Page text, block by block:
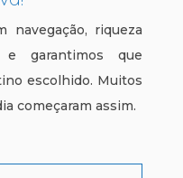
navegação, riqueza
garantimos que
escolhido. Muitos
começaram assim.